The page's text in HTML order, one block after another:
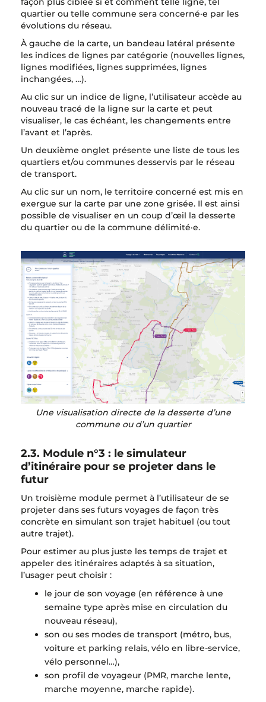
quartier ou telle commune sera concerné·e par les
évolutions du réseau.
À gauche de la carte, un bandeau latéral présente
les indices de lignes par catégorie (nouvelles lignes,
lignes modifiées, lignes supprimées, lignes
inchangées, …).
Au clic sur un indice de ligne, l’utilisateur accède au
nouveau tracé de la ligne sur la carte et peut
visualiser, le cas échéant, les changements entre
l’avant et l’après.
Un deuxième onglet présente une liste de tous les
quartiers et/ou communes desservis par le réseau
de transport.
Au clic sur un nom, le territoire concerné est mis en
exergue sur la carte par une zone grisée. Il est ainsi
possible de visualiser en un coup d’œil la desserte
du quartier ou de la commune délimité·e.
Une visualisation directe de la desserte d’une
commune ou d’un quartier
2.3. Module n°3 : le simulateur
d’itinéraire pour se projeter dans le
futur
Un troisième module permet à l’utilisateur de se
projeter dans ses futurs voyages de façon très
concrète en simulant son trajet habituel (ou tout
autre trajet).
Pour estimer au plus juste les temps de trajet et
appeler des itinéraires adaptés à sa situation,
l’usager peut choisir :
le jour de son voyage (en référence à une
semaine type après mise en circulation du
nouveau réseau),
son ou ses modes de transport (métro, bus,
voiture et parking relais, vélo en libre-service,
vélo personnel…),
son profil de voyageur (PMR, marche lente,
marche moyenne, marche rapide).